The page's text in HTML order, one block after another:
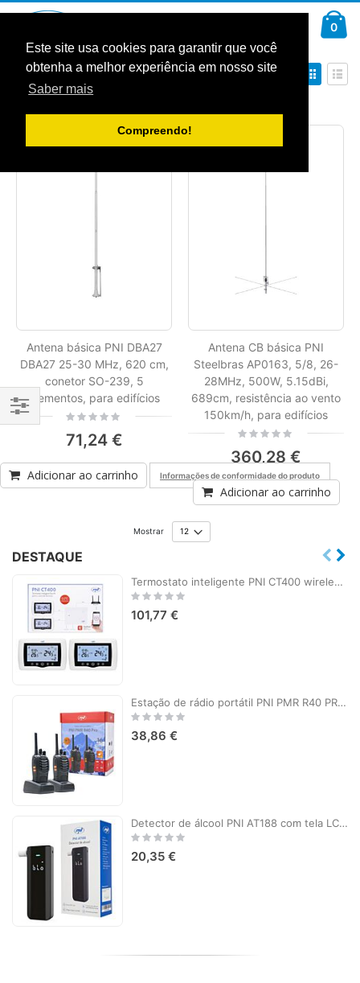
Este site usa cookies para garantir que você
obtenha a melhor experiência em nosso site
Saber mais
Compreendo!
Conteúdo
0
Ordenar por
Definir
Ver
como
Antena básica PNI DBA27
DBA27 25-30 MHz, 620 cm,
conetor SO-239, 5
elementos, para edifícios
Rating:
71,24 €
Adicionar ao carrinho Informações de conformidade do produto
Antena CB básica PNI
Steelbras AP0163, 5/8, 26-
28MHz, 500W, 5.15dBi,
689cm, resistência ao vento
150km/h, para edifícios
Rating:
360,28 €
Adicionar ao carrinho
Mostrar
Filtrar
DESTAQUE
Termostato inteligente PNI CT400 wireless, com WiFi, controla 1 unidade central e 2 zonas diferentes, térreo via Internet, para unidades de aquecimento central, bombas, válvulas solenóides, APP TuyaSmart, histerese 0,2 graus C, controla 2 grupos de bombea
Rating:
101,77 €
Estação de rádio portátil PNI PMR R40 PRO, conjunto com 2 peças, 0,5 W, 16 canais programáveis, 16 PMR e 50 CTCSS e 104 tons DCS, ASQ, TOT, monitor, programável, baterias de 1200mAh, carregadores e fones de ouvido incluídos
Rating:
38,86 €
Detector de álcool PNI AT188 com tela LCD, alarme sonoro e leve
Rating:
20,35 €